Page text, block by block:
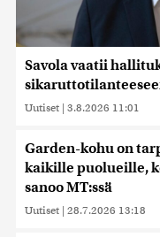
Savola vaatii
Uutiset | 3.8.2026 11:01
Garden-kohu on
kaikille puolueille,
sanoo MT:ssä
Uutiset | 28.7.2026 13:18